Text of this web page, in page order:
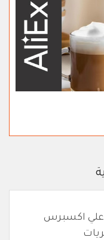
علي اكسبرس